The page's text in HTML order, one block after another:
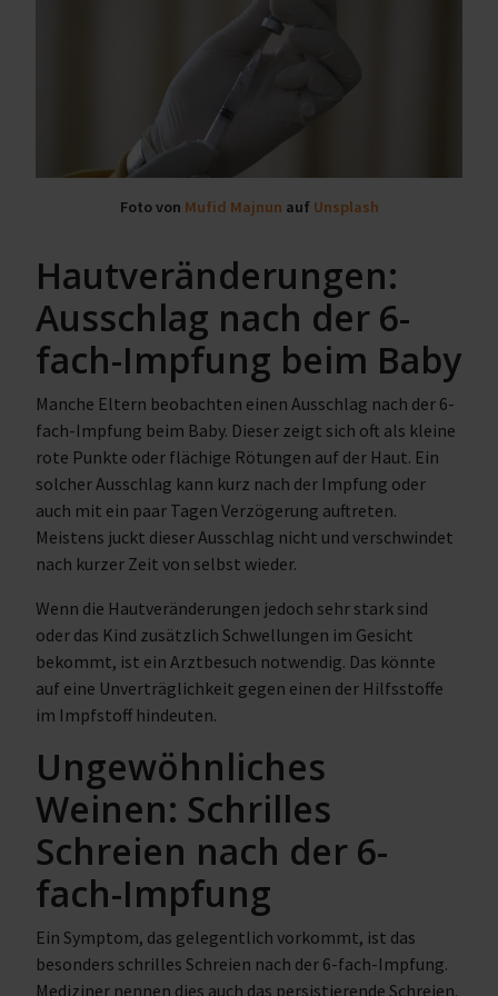
Foto von Mufid Majnun auf Unsplash
Hautveränderungen:
Ausschlag nach der 6-
fach-Impfung beim Baby
Manche Eltern beobachten einen Ausschlag nach der 6-
fach-Impfung beim Baby. Dieser zeigt sich oft als kleine
rote Punkte oder flächige Rötungen auf der Haut. Ein
solcher Ausschlag kann kurz nach der Impfung oder
auch mit ein paar Tagen Verzögerung auftreten.
Meistens juckt dieser Ausschlag nicht und verschwindet
nach kurzer Zeit von selbst wieder.
Wenn die Hautveränderungen jedoch sehr stark sind
oder das Kind zusätzlich Schwellungen im Gesicht
bekommt, ist ein Arztbesuch notwendig. Das könnte
auf eine Unverträglichkeit gegen einen der Hilfsstoffe
im Impfstoff hindeuten.
Ungewöhnliches
Weinen: Schrilles
Schreien nach der 6-
fach-Impfung
Ein Symptom, das gelegentlich vorkommt, ist das
besonders schrilles Schreien nach der 6-fach-Impfung.
Mediziner nennen dies auch das persistierende Schreien.